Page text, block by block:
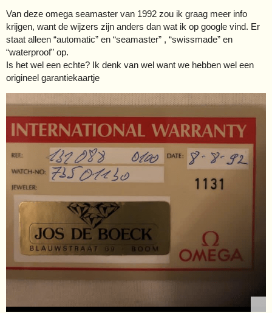
Van deze omega seamaster van 1992 zou ik graag meer info
krijgen, want de wijzers zijn anders dan wat ik op google vind. Er
staat alleen “automatic” en “seamaster” , “swissmade” en
“waterproof” op.
Is het wel een echte? Ik denk van wel want we hebben wel een
origineel garantiekaartje